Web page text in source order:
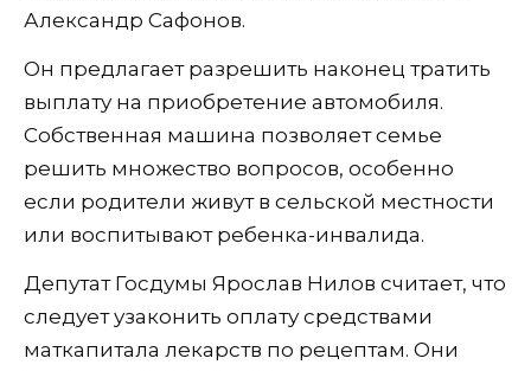
Александр Сафонов.
Он предлагает разрешить наконец тратить
выплату на приобретение автомобиля.
Собственная машина позволяет семье
решить множество вопросов, особенно
если родители живут в сельской местности
или воспитывают ребенка-инвалида.
Депутат Госдумы Ярослав Нилов считает, что
следует узаконить оплату средствами
маткапитала лекарств по рецептам. Они